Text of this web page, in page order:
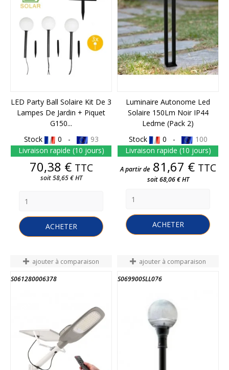
LED Party Ball Solaire Kit De 3
Lampes De Jardin + Piquet
G150...
Stock
0 -
93
Livraison rapide (10 jours)
Prix
70,38 € TTC
soit 58,65 € HT
ACHETER
Luminaire Autonome Led
Solaire 150Lm Noir IP44
Ledme (pack 2)
Stock
0 -
100
Livraison rapide (10 jours)
Prix
A partir de 81,67 € TTC
soit 68,06 € HT
ACHETER
ajouter à comparaison
S061280006378
ajouter à comparaison
S069900SLL076
FIN DE STOCK